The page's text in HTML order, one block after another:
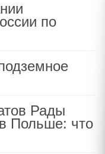
по
Рады
Польше: что